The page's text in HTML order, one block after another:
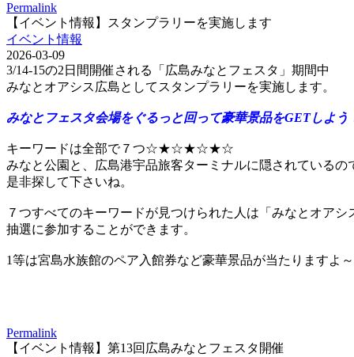
Permalink
【イベント情報】スタンプラリーを実施します
イベント情報
2026-03-09
3/14-15の2日間開催される「広島みなとフェスタ」期間中
みなとオアシス広島としてスタンプラリーを実施します。
みなとフェスタ会場をぐるっと回って豪華景品をGETしよう
キーワードは全部で７つ☆★☆★☆★☆
みなと公園と、広島港宇品旅客ターミナルに隠されているの
是非探して下さいね。
７つすべてのキーワードが見つけられた人は「みなとオアシ
抽選に参加することができます。
1等は宮島水族館のペア入館券など豪華景品が当たりますよ
Permalink
【イベント情報】第13回広島みなとフェスタ開催